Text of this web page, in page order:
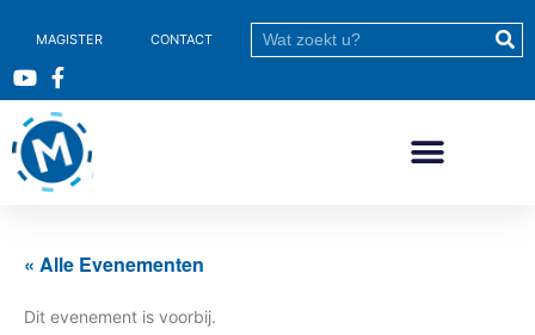
MAGISTER CONTACT
« Alle Evenementen
Dit evenement is voorbij.